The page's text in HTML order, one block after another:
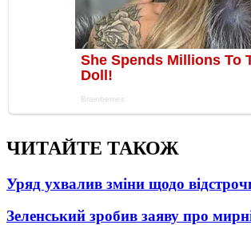
ЧИТАЙТЕ ТАКОЖ
Уряд ухвалив зміни щодо
Зеленський зробив заяву про